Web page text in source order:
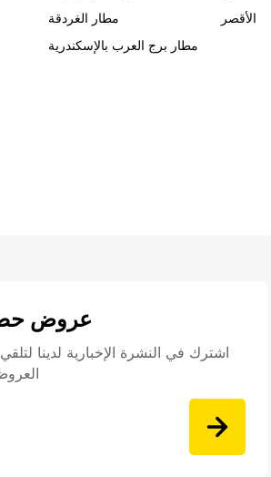
مطار الغردقة
مطار برج العرب بالإسكندرية
الأقصر
عروض
اشترك في النشرة الإخبارية لدينا